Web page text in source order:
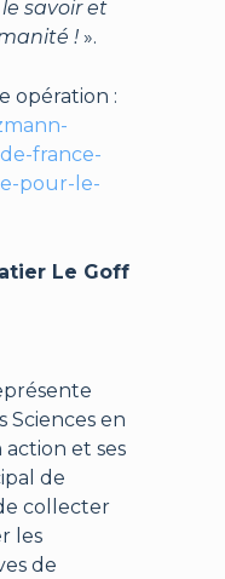
savoir et
! ».
opération :
france-
pour-le-
Le Goff
Sciences en
et ses
de
collecter
les
de